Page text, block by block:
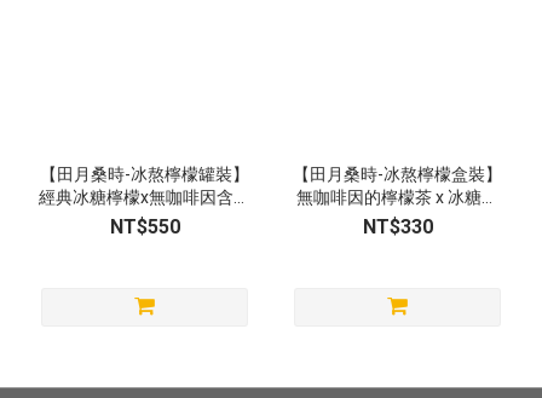
【田月桑時-冰熬檸檬罐裝】
經典冰糖檸檬x無咖啡因含天
然檸檬果肉
NT$550
【田月桑時-冰熬檸檬盒裝】
無咖啡因的檸檬茶 x 冰糖檸
檬系列
NT$330